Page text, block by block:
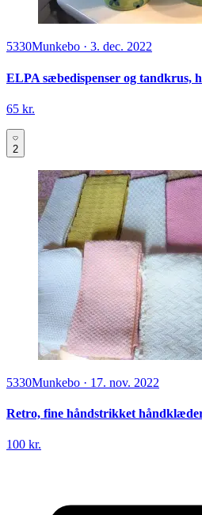
5330Munkebo · 3. dec. 2022
ELPA sæbedispenser og tandkrus,
65 kr.
2
5330Munkebo · 17. nov. 2022
Retro, fine håndstrikket
100 kr.